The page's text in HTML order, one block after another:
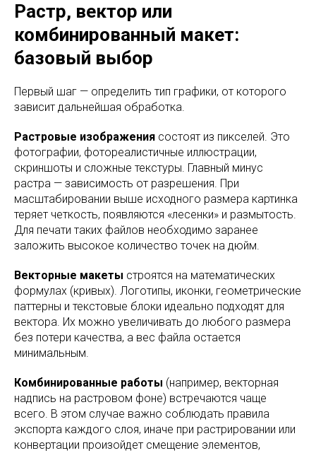
Растр, вектор или
комбинированный макет:
базовый выбор
Первый шаг — определить тип графики, от которого
зависит дальнейшая обработка.
Растровые изображения состоят из пикселей. Это
фотографии, фотореалистичные иллюстрации,
скриншоты и сложные текстуры. Главный минус
растра — зависимость от разрешения. При
масштабировании выше исходного размера картинка
теряет четкость, появляются «лесенки» и размытость.
Для печати таких файлов необходимо заранее
заложить высокое количество точек на дюйм.
Векторные макеты строятся на математических
формулах (кривых). Логотипы, иконки, геометрические
паттерны и текстовые блоки идеально подходят для
вектора. Их можно увеличивать до любого размера
без потери качества, а вес файла остается
минимальным.
Комбинированные работы (например, векторная
надпись на растровом фоне) встречаются чаще
всего. В этом случае важно соблюдать правила
экспорта каждого слоя, иначе при растрировании или
конвертации произойдет смещение элементов,